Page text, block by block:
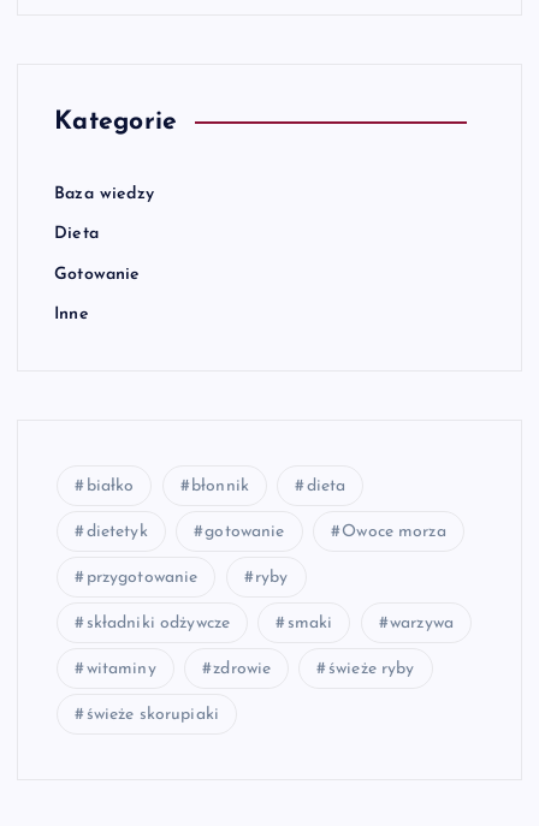
Kategorie
Baza wiedzy
Dieta
Gotowanie
Inne
białko błonnik dieta
dietetyk gotowanie Owoce morza
przygotowanie ryby
składniki odżywcze smaki warzywa
witaminy zdrowie świeże ryby
świeże skorupiaki